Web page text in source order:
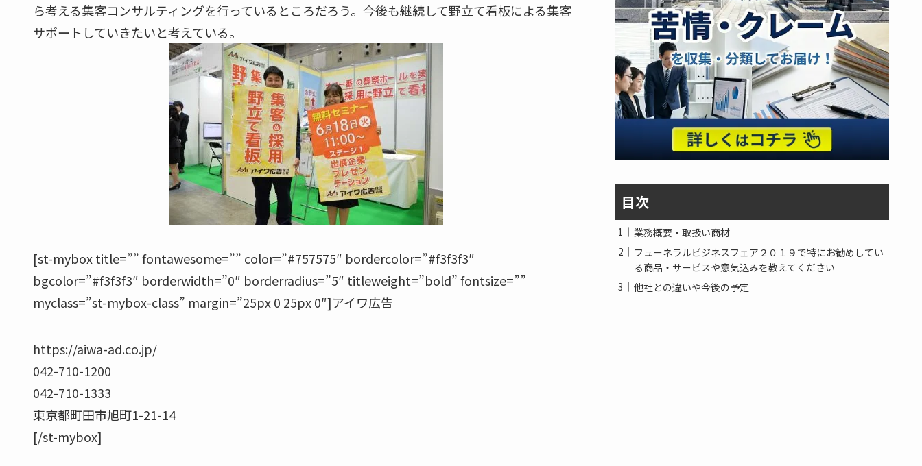
ら考える集客コンサルティングを行っているところだろう。今後も継続して野立て看板による集客
サポートしていきたいと考えている。
[st-mybox title=”” fontawesome=”” color=”#757575″ bordercolor=”#f3f3f3″
bgcolor=”#f3f3f3″ borderwidth=”0″ borderradius=”5″ titleweight=”bold” fontsize=””
myclass=”st-mybox-class” margin=”25px 0 25px 0″]アイワ広告
https://aiwa-ad.co.jp/
042-710-1200
042-710-1333
東京都町田市旭町1-21-14
[/st-mybox]
目次
業務概要・取扱い商材
フューネラルビジネスフェア２０１９で特にお勧めしてい
る商品・サービスや意気込みを教えてください
他社との違いや今後の予定